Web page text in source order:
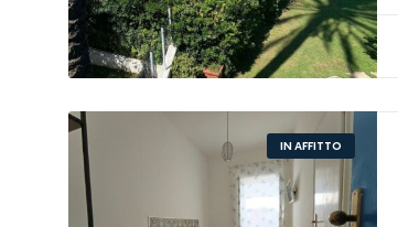
IN AFFITTO